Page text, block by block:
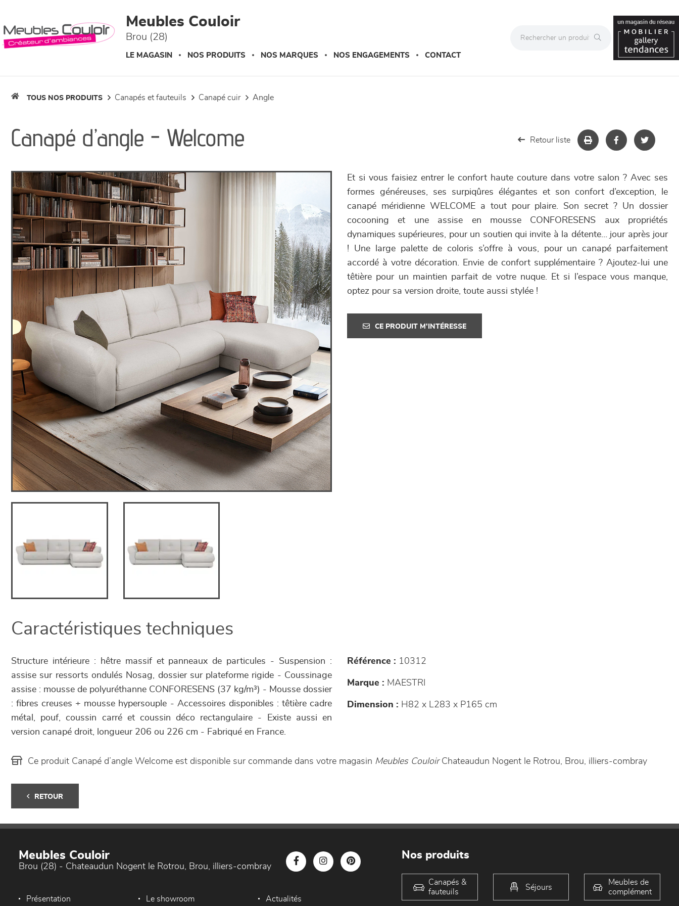
Meubles Couloir
Brou (28)
LE MAGASIN NOS PRODUITS NOS MARQUES NOS ENGAGEMENTS CONTACT
TOUS NOS PRODUITS canapés et fauteuils canapé cuir angle
Canapé d’angle - Welcome Retour liste
Et si vous faisiez entrer le confort haute couture dans votre salon ? Avec ses
formes généreuses, ses surpiqûres élégantes et son confort d’exception, le
canapé méridienne WELCOME a tout pour plaire. Son secret ? Un dossier
cocooning et une assise en mousse CONFORESENS aux propriétés
dynamiques supérieures, pour un soutien qui invite à la détente… jour après jour
! Une large palette de coloris s’offre à vous, pour un canapé parfaitement
accordé à votre décoration. Envie de confort supplémentaire ? Ajoutez-lui une
têtière pour un maintien parfait de votre nuque. Et si l’espace vous manque,
optez pour sa version droite, toute aussi stylée !
CE PRODUIT M'INTÉRESSE
Caractéristiques techniques
Structure intérieure : hêtre massif et panneaux de particules - Suspension :
assise sur ressorts ondulés Nosag, dossier sur plateforme rigide - Coussinage
assise : mousse de polyuréthanne CONFORESENS (37 kg/m³) - Mousse dossier
: fibres creuses + mousse hypersouple - Accessoires disponibles : têtière cadre
métal, pouf, coussin carré et coussin déco rectangulaire - Existe aussi en
version canapé droit, longueur 206 ou 226 cm - Fabriqué en France.
Référence : 10312
Marque : MAESTRI
Dimension : H82 x L283 x P165 cm
Ce produit Canapé d’angle Welcome est disponible sur commande dans votre magasin Meubles CouloirChateaudun Nogent le Rotrou, Brou, illiers-combray
RETOUR
Meubles Couloir
Brou (28) - Chateaudun Nogent le Rotrou, Brou, illiers-combray
Présentation Le showroom Actualités
Nos produits
Canapés &
fauteuils
Séjours
Meubles de
complément